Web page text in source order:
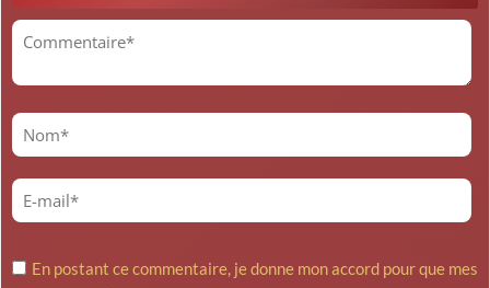
En postant ce commentaire, je donne mon accord pour que mes